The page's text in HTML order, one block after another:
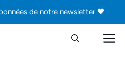
de notre newsletter 🖤